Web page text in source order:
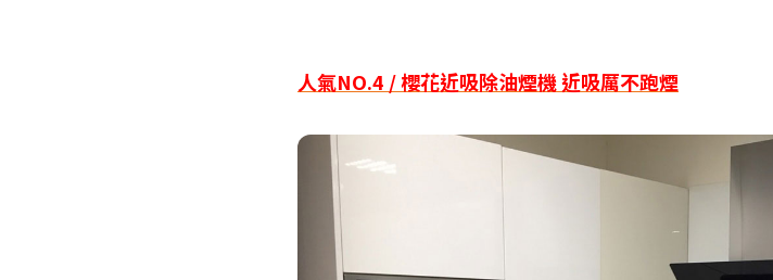
人氣NO.4 /櫻花近吸除油煙機 近吸厲不跑煙